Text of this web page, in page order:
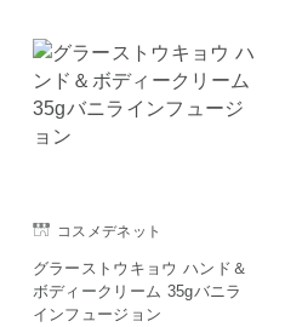
コスメデネット
グラーストウキョウ ハンド＆
ボディークリーム 35gバニラ
インフュージョン